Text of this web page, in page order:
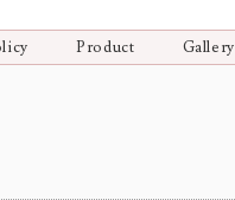
Product Gallery